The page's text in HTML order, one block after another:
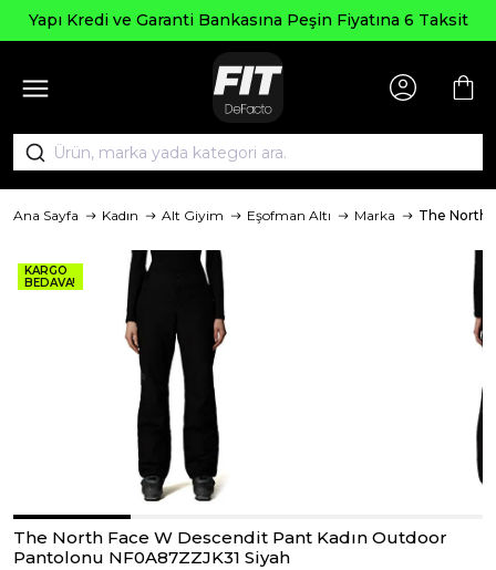
Yapı Kredi ve Garanti Bankasına Peşin Fiyatına 6 Taksit
Ana Sayfa Kadın Alt Giyim Eşofman Altı Marka The North
KARGO
BEDAVA!
The North Face W Descendit Pant Kadın Outdoor
Pantolonu NF0A87ZZJK31 Siyah